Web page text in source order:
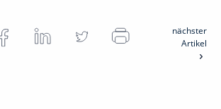
nächster
Artikel